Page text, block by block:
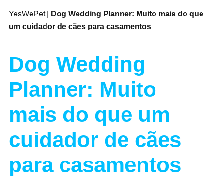
YesWePet | Dog Wedding Planner: Muito mais do que
um cuidador de cães para casamentos
Dog Wedding
Planner: Muito
mais do que um
cuidador de cães
para casamentos